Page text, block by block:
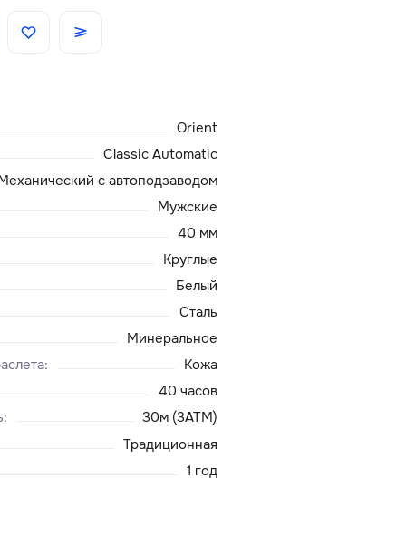
Orient
Classic Automatic
с автоподзаводом
Мужские
40 мм
Круглые
Белый
Сталь
Минеральное
:
Кожа
40 часов
:
30м (3ATM)
Традиционная
1 год
Главная
Доставка и оплата
Сервисный центр